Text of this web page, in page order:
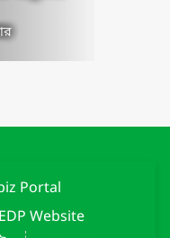
Portal
Website